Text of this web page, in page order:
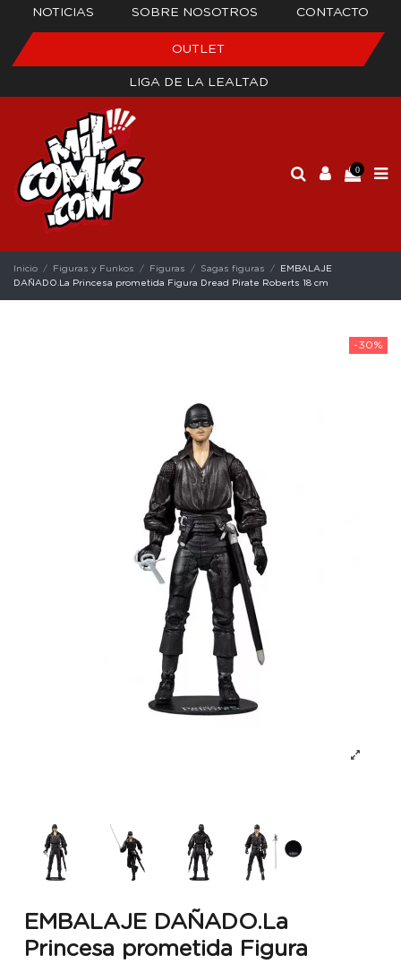
NOTICIAS SOBRE NOSOTROS CONTACTO
OUTLET
LIGA DE LA LEALTAD
0
Inicio Figuras y Funkos Figuras Sagas figuras
EMBALAJE
DAÑADO.La Princesa prometida Figura Dread Pirate Roberts 18 cm
-30%
EMBALAJE DAÑADO.La
Princesa prometida Figura